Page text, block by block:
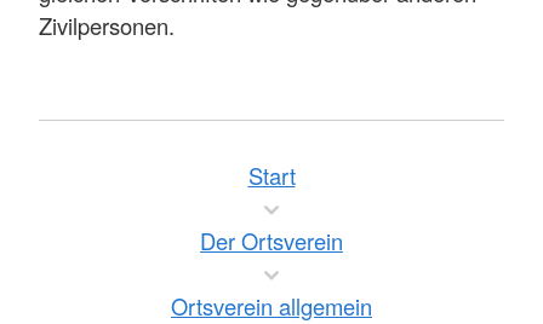
Zivilpersonen.
Start
Der Ortsverein
Ortsverein allgemein